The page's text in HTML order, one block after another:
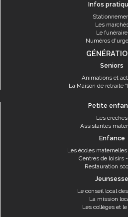
Infos
Les
Le funéraire
Numéros
Seniors
Animations et
La Maison de retraite
Petite
Les crèches
Assistantes
Enfance
Les écoles
Centres de loisirs
Restauration
Jeunsesse
Le conseil local
La mission
Les collèges et